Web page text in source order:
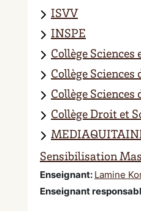
ISVV
INSPE
Collège Sciences
Collège Sciences
Collège Sciences
Collège Droit et
Sensibilisation
Enseignant: Lamine
Enseignant